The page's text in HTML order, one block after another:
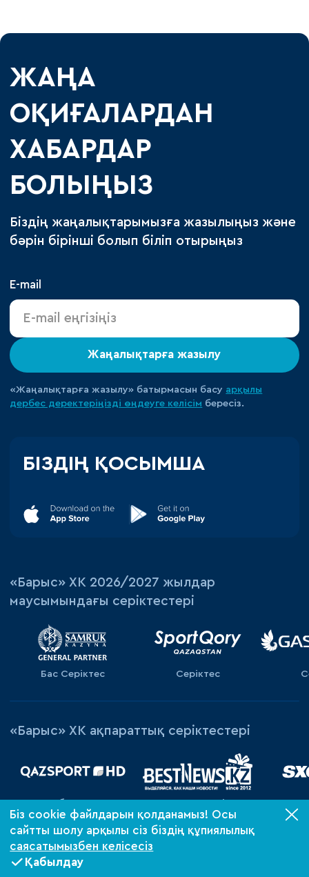
Біз cookie файлдарын қолданамыз! Осы
сайтты шолу арқылы сіз біздің құпиялылық
саясатымызбен келісесіз
Қабылдау
ЖАҢА
ОҚИҒАЛАРДАН
ХАБАРДАР
БОЛЫҢЫЗ
Біздің жаңалықтарымызға жазылыңыз және
бәрін бірінші болып біліп отырыңыз
E-mail
Жаңалықтарға жазылу
«Жаңалықтарға жазылу» батырмасын басу арқылы
дербес деректеріңізді өңдеуге келісім бересіз.
БІЗДІҢ ҚОСЫМША
«‎Барыс»‎ ХК 2026/2027 жылдар
маусымындағы серіктестері
Бас Серіктес Серіктес
«Барыс» ХК ақпараттық серіктестері
Ресми хабар таратушы Ақпаратық серiктес
ФОНБЕТ КХЛ чемпионатының 2026/2027